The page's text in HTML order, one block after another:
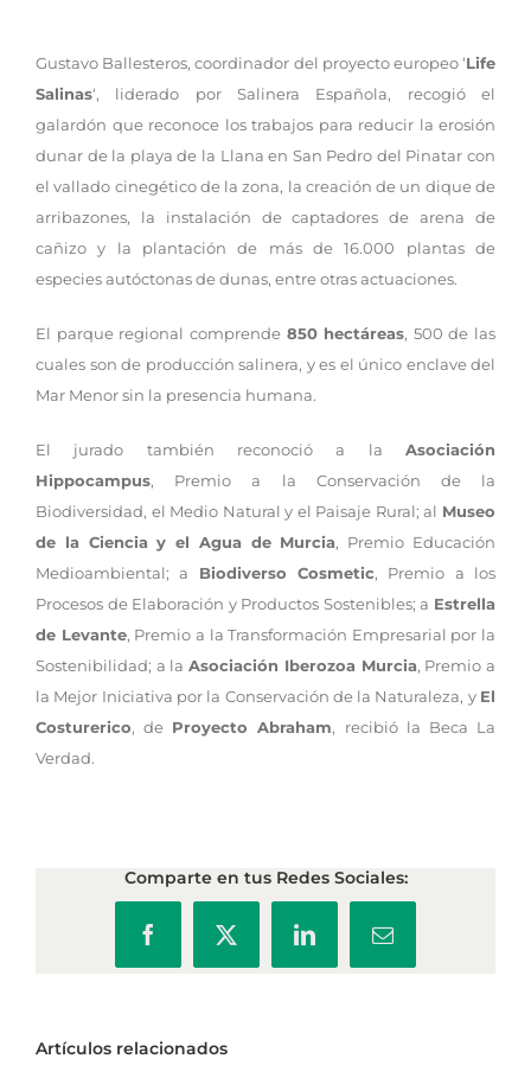
Gustavo Ballesteros, coordinador del proyecto europeo ‘Life
Salinas‘, liderado por Salinera Española, recogió el
galardón que reconoce los trabajos para reducir la erosión
dunar de la playa de la Llana en San Pedro del Pinatar con
el vallado cinegético de la zona, la creación de un dique de
arribazones, la instalación de captadores de arena de
cañizo y la plantación de más de 16.000 plantas de
especies autóctonas de dunas, entre otras actuaciones.
El parque regional comprende 850 hectáreas, 500 de las
cuales son de producción salinera, y es el único enclave del
Mar Menor sin la presencia humana.
El jurado también reconoció a la Asociación
Hippocampus, Premio a la Conservación de la
Biodiversidad, el Medio Natural y el Paisaje Rural; al Museo
de la Ciencia y el Agua de Murcia, Premio Educación
Medioambiental; a Biodiverso Cosmetic, Premio a los
Procesos de Elaboración y Productos Sostenibles; a Estrella
de Levante, Premio a la Transformación Empresarial por la
Sostenibilidad; a laAsociación Iberozoa Murcia, Premio a
la Mejor Iniciativa por la Conservación de la Naturaleza, y El
Costurerico, de Proyecto Abraham, recibió la Beca La
Verdad.
Comparte en tus Redes Sociales:
FacebookX LinkedInCorreo
electrónico
Artículos relacionados